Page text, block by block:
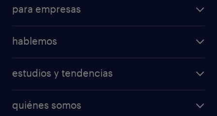
para empresas
hablemos
estudios y tendencias
quiénes somos